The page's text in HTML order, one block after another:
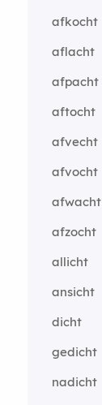
afkocht
aflacht
afpacht
aftocht
afvecht
afvocht
afwacht
afzocht
allicht
ansicht
dicht
gedicht
nadicht